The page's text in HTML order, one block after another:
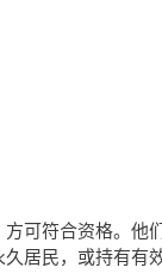
可符合资格。他
居民，或持有有